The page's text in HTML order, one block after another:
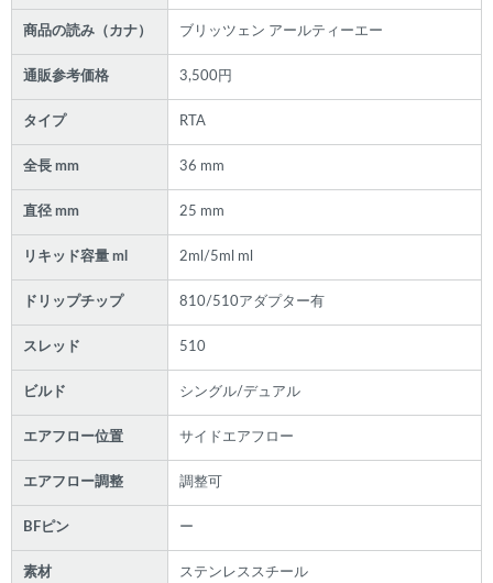
商品の読み（カナ） ブリッツェン アールティーエー
通販参考価格 3,500円
タイプ RTA
全長 mm 36 mm
直径 mm 25 mm
リキッド容量 ml 2ml/5ml ml
ドリップチップ 810/510アダプター有
スレッド 510
ビルド シングル/デュアル
エアフロー位置 サイドエアフロー
エアフロー調整 調整可
BFピン ー
素材 ステンレススチール